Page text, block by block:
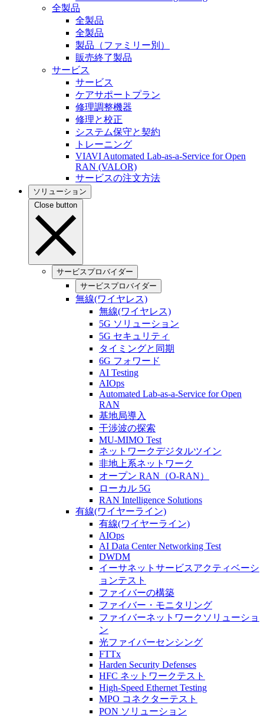
全製品
全製品
全製品
製品（ファミリー別）
販売終了製品
サービス
サービス
ケアサポートプラン
修理調整機器
修理と校正
システム保守と契約
トレーニング
VIAVI Automated Lab-as-a-Service for Open
RAN (VALOR)
サービスの注文方法
ソリューション
Close button
サービスプロバイダー
サービスプロバイダー
無線(ワイヤレス)
無線(ワイヤレス)
5G ソリューション
5G セキュリティ
タイミングと同期
6G フォワード
AI Testing
AIOps
Automated Lab-as-a-Service for Open
RAN
基地局導入
干渉波の探索
MU-MIMO Test
ネットワークデジタルツイン
非地上系ネットワーク
オープン RAN（O-RAN）
ローカル 5G
RAN Intelligence Solutions
有線(ワイヤーライン)
有線(ワイヤーライン)
AIOps
AI Data Center Networking Test
DWDM
イーサネットサービスアクティベーシ
ョンテスト
ファイバーの構築
ファイバー・モニタリング
ファイバーネットワークソリューショ
ン
光ファイバーセンシング
FTTx
Harden Security Defenses
HFC ネットワークテスト
High-Speed Ethernet Testing
MPO コネクターテスト
PON ソリューション